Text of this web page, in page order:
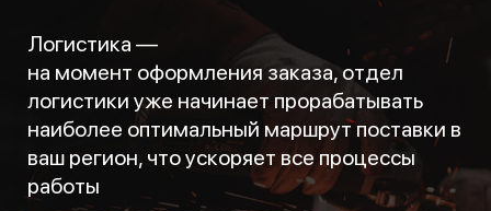
Логистика —
на момент оформления заказа, отдел
логистики уже начинает прорабатывать
наиболее оптимальный маршрут поставки в
ваш регион, что ускоряет все процессы
работы